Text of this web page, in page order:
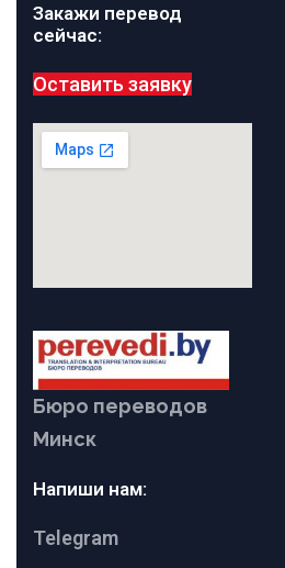
Закажи перевод
сейчас:
Оставить заявку
Бюро переводов
Минск
Напиши нам:
Telegram